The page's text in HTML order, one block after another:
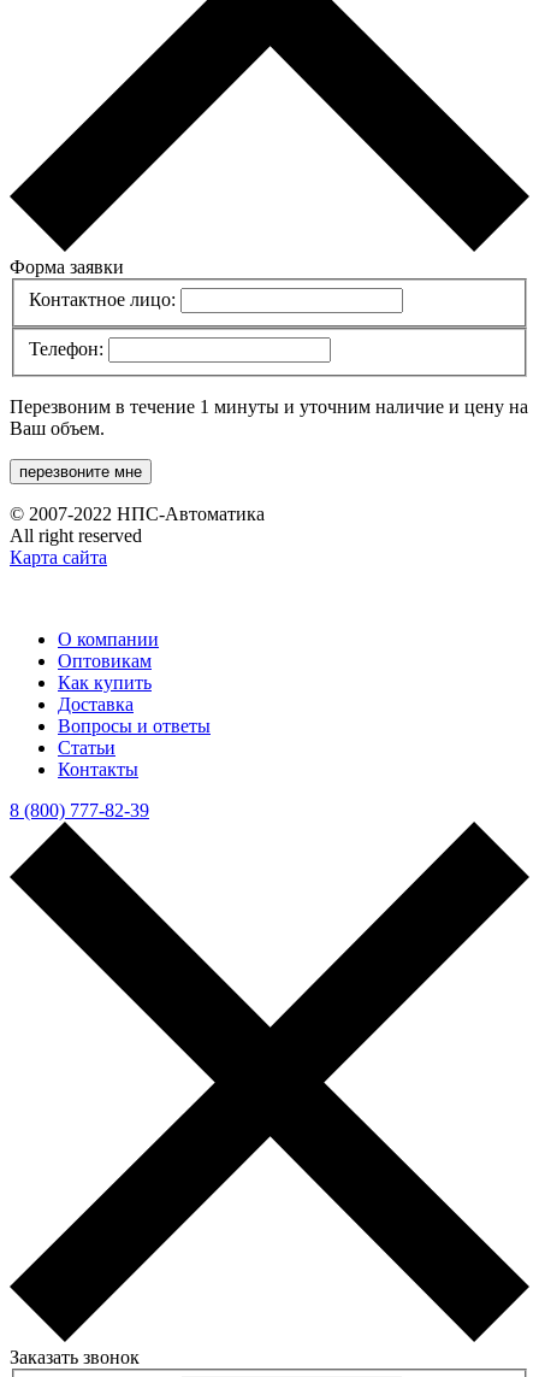
Форма заявки
Контактное лицо:
Телефон:
Перезвоним в течение 1 минуты и уточним наличие и цену на
Ваш объем.
перезвоните мне
© 2007-2022 НПС-Автоматика
All right reserved
Карта сайта
О компании
Оптовикам
Как купить
Доставка
Вопросы и ответы
Статьи
Контакты
8 (800) 777-82-39
Заказать звонок